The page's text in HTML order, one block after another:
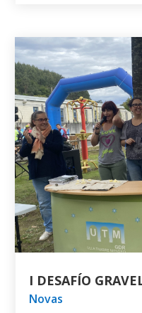
I DESAFÍO
Novas